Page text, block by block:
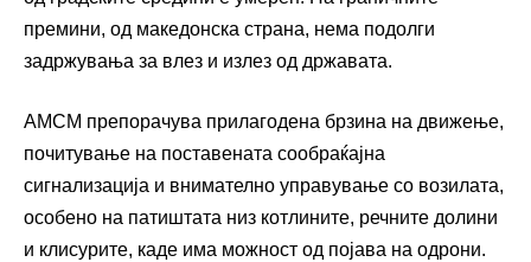
премини, од македонска страна, нема подолги
задржувања за влез и излез од државата.
АМСМ препорачува прилагодена брзина на движење,
почитување на поставената сообраќајна
сигнализација и внимателно управување со возилата,
особено на патиштата низ котлините, речните долини
и клисурите, каде има можност од појава на одрони.